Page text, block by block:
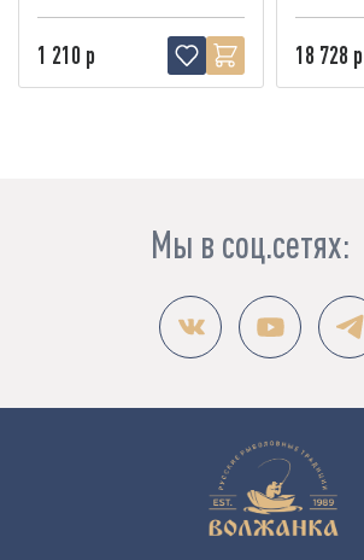
1 210 р 18 728 р
Мы в соц.сетях: